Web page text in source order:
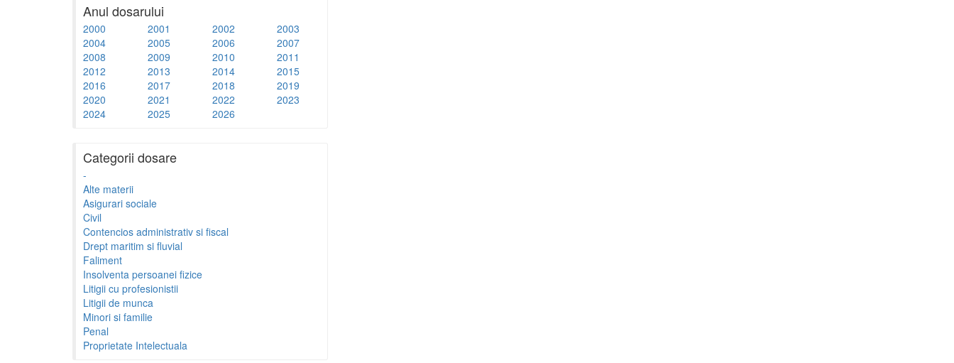
Anul dosarului
2000 2001 2002
2003
2004
2005 2006
2007
2008
2009 2010
2011
2012
2013 2014
2015
2016
2017 2018
2019
2020
2021 2022
2023
2024
2025 2026
Categorii dosare
-
Alte materii
Asigurari sociale
Civil
Contencios administrativ si fiscal
Drept maritim si fluvial
Faliment
Insolventa persoanei fizice
Litigii cu profesionistii
Litigii de munca
Minori si familie
Penal
Proprietate Intelectuala